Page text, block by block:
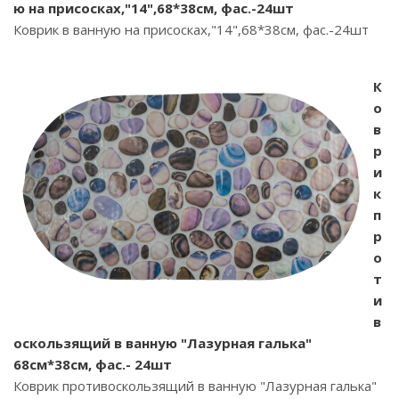
ю на присосках,"14",68*38см, фас.-24шт
Коврик в ванную на присосках,"14",68*38см, фас.-24шт
К
о
в
р
и
к
п
р
о
т
и
в
оскользящий в ванную "Лазурная галька"
68см*38см, фас.- 24шт
Коврик противоскользящий в ванную "Лазурная галька"